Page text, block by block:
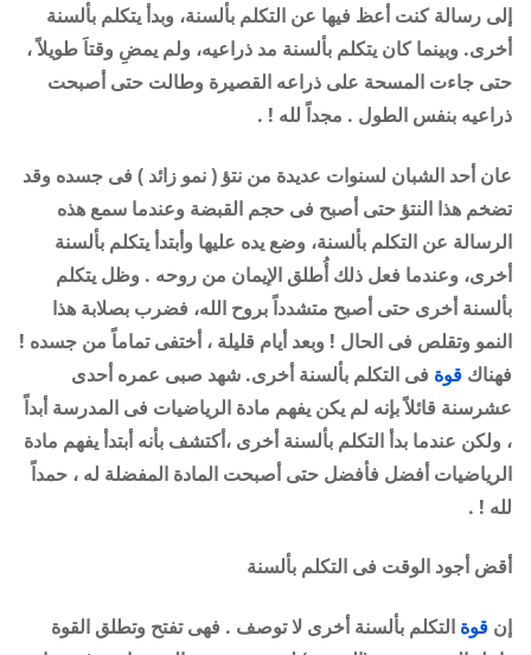
إلى رسالة كنت أعظ فيها عن التكلم بألسنة، وبدأ يتكلم بألسنة
أخرى. وبينما كان يتكلم بألسنة مد ذراعيه، ولم يمضِ وقتاَ طويلاً ،
حتى جاءت المسحة على ذراعه القصيرة وطالت حتى أصبحت
ذراعيه بنفس الطول . مجداً لله ! .
عان أحد الشبان لسنوات عديدة من نتؤ ( نمو زائد ) فى جسده وقد
تضخم هذا النتؤ حتى أصبح فى حجم القبضة وعندما سمع هذه
الرسالة عن التكلم بألسنة، وضع يده عليها وأبتدأ يتكلم بألسنة
أخرى، وعندما فعل ذلك أُطلق الإيمان من روحه . وظل يتكلم
بألسنة أخرى حتى أصبح متشدداً بروح الله، فضرب بصلابة هذا
النمو وتقلص فى الحال ! وبعد أيام قليلة ، أختفى تماماً من جسده !
فهناك قوة فى التكلم بألسنة أخرى. شهد صبى عمره أحدى
عشرسنة قائلاً بإنه لم يكن يفهم مادة الرياضيات فى المدرسة أبداً
، ولكن عندما بدأ التكلم بألسنة أخرى ،أكتشف بأنه أبتدأ يفهم مادة
الرياضيات أفضل فأفضل حتى أصبحت المادة المفضلة له ، حمداً
لله ! .
أقض أجود الوقت فى التكلم بألسنة
إن قوة التكلم بألسنة أخرى لا توصف . فهى تفتح وتطلق القوة